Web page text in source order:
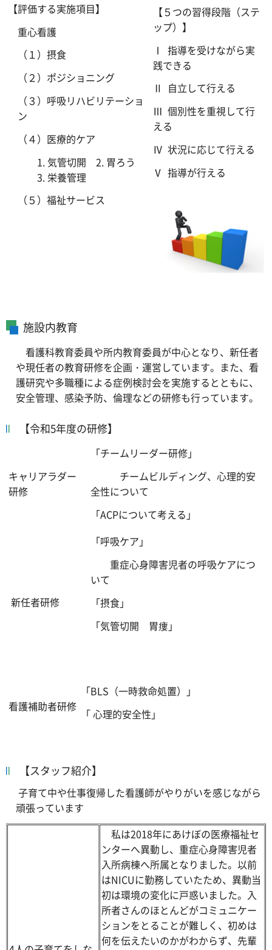
【評価する実施項目】
重心看護
（１）摂食
（２）ポジショニング
（３）呼吸リハビリテーショ
ン
（４）医療的ケア
1. 気管切開 2. 胃ろう
3. 栄養管理
（５）福祉サービス
【５つの習得段階（ステ
ップ）】
Ⅰ 指導を受けながら実
践できる
Ⅱ 自立して行える
Ⅲ 個別性を重視して行
える
Ⅳ 状況に応じて行える
Ⅴ 指導が行える
施設内教育
看護科教育委員や所内教育委員が中心となり、新任者
や現任者の教育研修を企画・運営しています。また、看
護研究や多職種による症例検討会を実施するとともに、
安全管理、感染予防、倫理などの研修も行っています。
【令和5年度の研修】
キャリアラダー
研修
「チームリーダー研修」
チームビルディング、心理的安
全性について
「ACPについて考える」
新任者研修
「呼吸ケア」
重症心身障害児者の呼吸ケアにつ
いて
「摂食」
「気管切開 胃瘻」
看護補助者研修
「BLS（一時救命処置）」
「 心理的安全性」
【スタッフ紹介】
子育て中や仕事復帰した看護師がやりがいを感じながら
頑張っています
私は2018年にあけぼの医療福祉セ
ンターへ異動し、重症心身障害児者
入所病棟へ所属となりました。以前
はNICUに勤務していたため、異動当
初は環境の変化に戸惑いました。入
所者さんのほとんどがコミュニケー
ションをとることが難しく、初めは
何を伝えたいのかがわからず、先輩